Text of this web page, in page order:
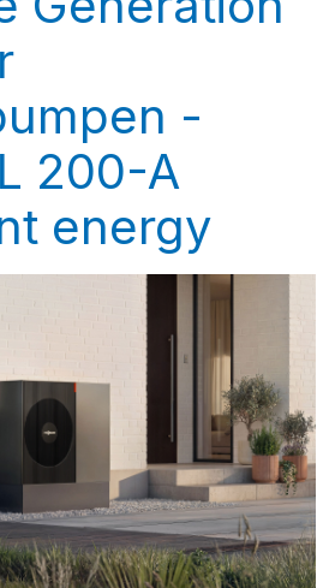
-
200-A
energy